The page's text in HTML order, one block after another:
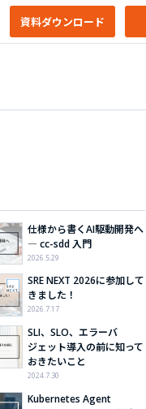
資料ダウンロード
仕様から書くAI駆動開発へ
― cc-sdd 入門
2026.5.29
SRE NEXT 2026に参加して
きました！
2026.7.17
SLI、SLO、エラーバ
ジェット導入の前に知って
おきたいこと
2024.7.30
Kubernetes Agent